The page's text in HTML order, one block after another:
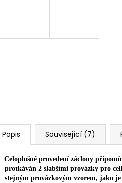
Popis Související (7)
Celoplošné provedení záclony
protkáván 2 slabšími provázky pro
stejným provázkovým vzorem, jako